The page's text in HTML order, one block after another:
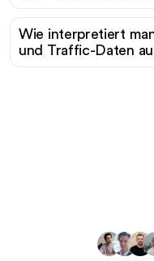
Wie interpretiert
und Traffic-Daten